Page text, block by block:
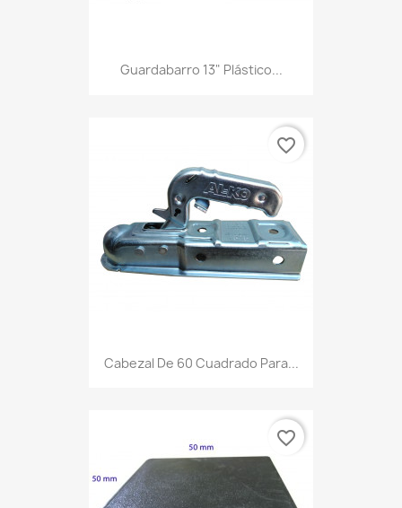
Guardabarro 13" Plástico...
Cabezal De 60 Cuadrado Para...
favorite_border
favorite_border